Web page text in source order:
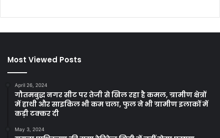
Most Viewed Posts
April 26, 2024
गौतमबुद्ध नगर सीट पर तेजी से खिल रहा है कमल, ग्रामीण क्षेत्रों
में हाथी और साइकिल भी कम चला, फुल ने भी ग्रामीण इलाकों में
कड़ी टक्कर दी
May 3, 2024